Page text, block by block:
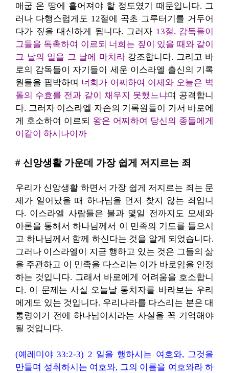
애굽 온 땅에 흩어져야 할 정도였기 때문입니다. 그
러나 다행스럽게도 12절에 곡초 그루터기를 거두어
다가 짚을 대신하게 됩니다. 그러자 13절, 감독들이
그들을 독촉하여 이르되 너희는 짚이 있을 때와 같이
그 날의 일을 그 날에 마치라강조합니다. 그리고 바
로의 감독들이 자기들이 세운 이스라엘 출신의 기록
원들을 핍박하며 너희가 어찌하여 어제와 오늘은 벽
돌의 수효를 전과 같이 채우지 못했느냐며 공격합니
다. 그러자 이스라엘 자손의 기록원들이 가서 바로에
게 호소하여 이르되 왕은 어찌하여 당신의 종들에게
이같이 하시나이까
# 신앙생활 가운데 가장 쉽게 저지르는 죄
우리가 신앙생활 하면서 가장 쉽게 저지르는 죄는 문
제가 일어났을 때 하나님을 먼저 찾지 않는 죄입니
다. 이스라엘 사람들은 불과 몇일 전까지도 모세와
아론을 통해서 하나님께서 이 민족의 기도를 들으시
고 하나님께서 함께 하신다는 것을 알게 되었습니다.
그러나 이스라엘이 지금 행하고 있는 것은 그들의 삶
을 주관하고 이 민족을 다스리는 이가 바로임을 인정
하는 것입니다. 그래서 바로에게 어려움을 호소합니
다. 이 문제는 사실 오늘날 통치자를 바라보는 우리
에게도 있는 것입니다. 우리나라를 다스리는 분은 대
통령이기 전에 하나님이시라는 사실을 꼭 기억해야
될 것입니다.
(예레미야 33:2-3) 2 일을 행하시는 여호와, 그것을
만들며 성취하시는 여호와, 그의 이름을 여호와라 하